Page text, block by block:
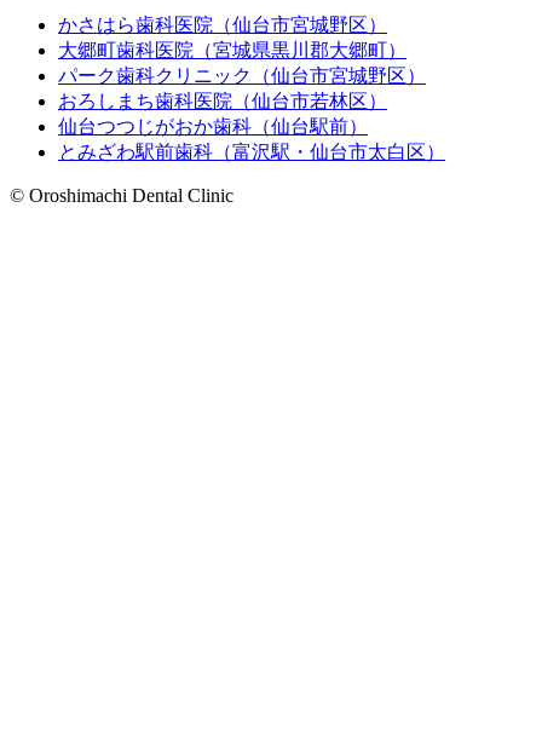
かさはら歯科医院（仙台市宮城野区）
大郷町歯科医院（宮城県黒川郡大郷町）
パーク歯科クリニック（仙台市宮城野区）
おろしまち歯科医院（仙台市若林区）
仙台つつじがおか歯科（仙台駅前）
とみざわ駅前歯科（富沢駅・仙台市太白区）
© Oroshimachi Dental Clinic